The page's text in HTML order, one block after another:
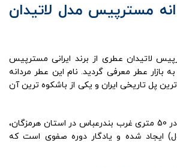
مسترپیس مدل لاتیدان
لاتیدان عطری از برند ایرانی مسترپیس
است که در سال 2022 به بازار عطر معرفی گردید. نام این عطر مردانه
پل تاریخی ایران و یکی از باشکوه ترین آن
این اثر باارزش تاریخی در 50 متری غرب بندرعباس در استان هرمزگان،
ایجاد شده و یادگار دوره صفوی است که